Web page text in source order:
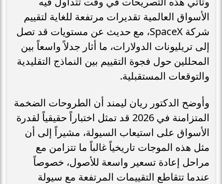
الأسواق العالمية تقديرات مرتفعة للغاية لتقييم
شركة SpaceX، مع حديث عن مستويات قد تصل
إلى تريليونات الدولارات، ما أثار جدلاً واسعاً بين
المحللين حول فجوة التقييم بين النماذج التقليدية
والتوقعات المستقبلية.
وأوضح الدكتور ريان ليمند أن الطروحات الضخمة
المتزامنة في 2026 قد تمثل اختباراً حقيقياً لقدرة
الأسواق على استيعاب السيولة، مشيراً إلى أن
مثل هذه الموجات تاريخياً غالباً ما تتزامن مع
مراحل إعادة تسعير واسعة للأصول، خصوصاً
عندما تتقاطع التقييمات المرتفعة مع سيولة